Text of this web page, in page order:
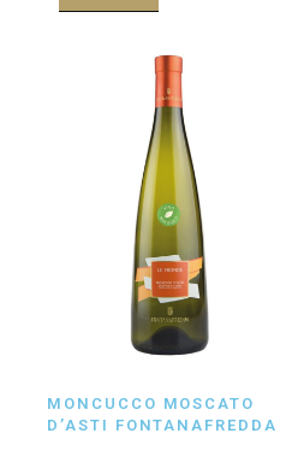
MONCUCCO MOSCATO
D’ASTI FONTANAFREDDA